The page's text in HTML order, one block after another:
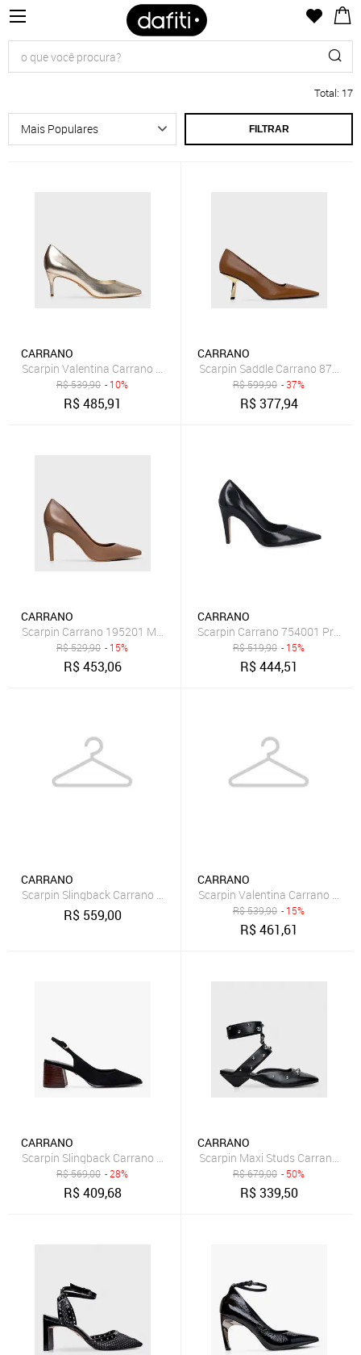
Total: 17
FILTRAR
CARRANO
Scarpin Valentina Carrano 439012 Dourado
R$539,90 - 10%
R$485,91
CARRANO
R$599,90 - 37%
R$377,94
CARRANO
Scarpin Carrano 195201 Marrom
R$529,90 - 15%
R$453,06
CARRANO
Scarpin Carrano 754001 Preto
R$519,90 - 15%
R$444,51
CARRANO
Scarpin Slingback Carrano 768002 Marrom
R$ 559,00
CARRANO
R$539,90 - 15%
R$461,61
CARRANO
Scarpin Slingback Carrano 811002 Preto
R$569,00 - 28%
R$409,68
CARRANO
R$679,00 - 50%
R$339,50